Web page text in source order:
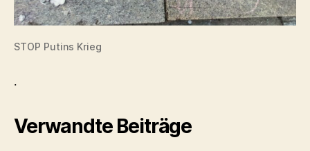
STOP Putins Krieg
.
Verwandte Beiträge